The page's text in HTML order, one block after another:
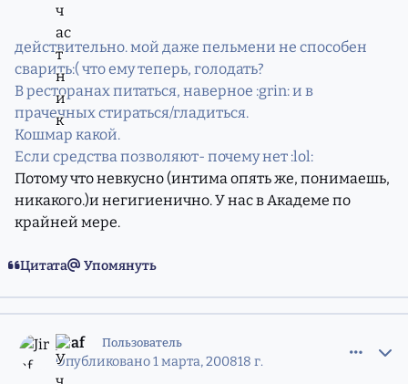
действительно. мой даже пельмени не способен
сварить:( что ему теперь, голодать?
В ресторанах питаться, наверное :grin: и в
прачечных стираться/гладиться.
Кошмар какой.
Если средства позволяют- почему нет :lol:
Потому что невкусно (интима опять же, понимаешь,
никакого.)и негигиенично. У нас в Академе по
крайней мере.
Цитата Упомянуть
Jiraf Пользователь
Опубликовано1 марта, 200818 г.